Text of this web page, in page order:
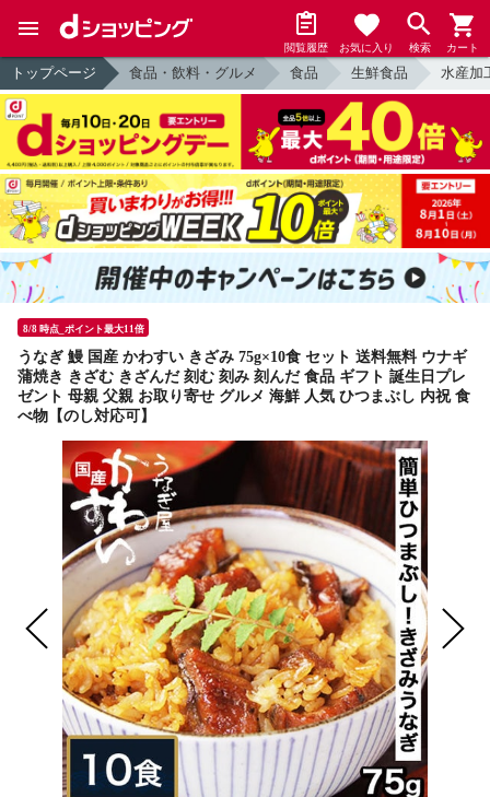
閲覧履歴 お気に入り 検索 カート
トップページ 食品・飲料・グルメ 食品 生鮮食品 水産加
8/8 時点_ポイント最大11倍
うなぎ 鰻 国産 かわすい きざみ 75g×10食 セット 送料無料 ウナギ
蒲焼き きざむ きざんだ 刻む 刻み 刻んだ 食品 ギフト 誕生日プレ
ゼント 母親 父親 お取り寄せ グルメ 海鮮 人気 ひつまぶし 内祝 食
べ物【のし対応可】